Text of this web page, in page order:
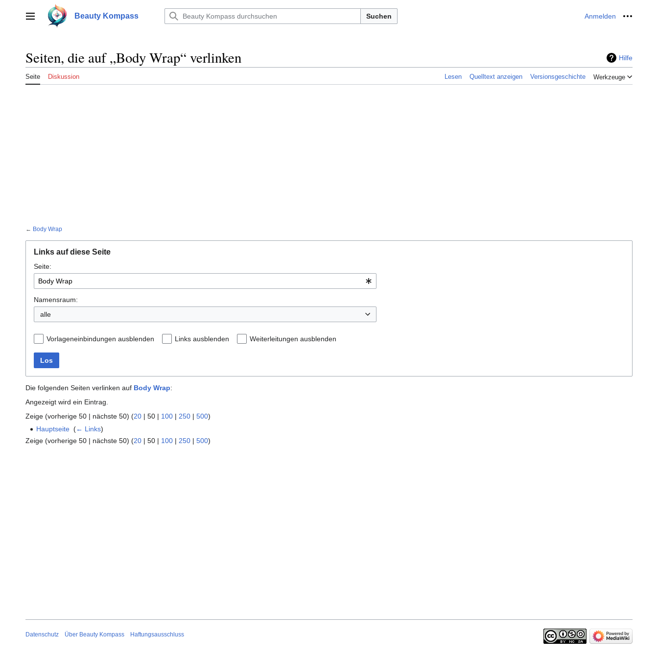
springenHauptmenü Beauty Kompass Suchen Anmelden Meine
Seiten, die auf „Body Wrap“ verlinken Hilfe
Seite Diskussion Lesen Quelltext anzeigen Versionsgeschichte Werkzeuge
← Body Wrap
Links auf diese Seite
Seite:
Namensraum:
alle
Vorlageneinbindungen ausblenden Links ausblenden Weiterleitungen ausblenden
Los
Die folgenden Seiten verlinken auf Body Wrap:
Angezeigt wird ein Eintrag.
Zeige (vorherige 50 | nächste 50) (20 | 50 | 100 | 250 | 500)
Hauptseite ‎(← Links)
Zeige (vorherige 50 | nächste 50) (20 | 50 | 100 | 250 | 500)
Datenschutz Über Beauty Kompass Haftungsausschluss